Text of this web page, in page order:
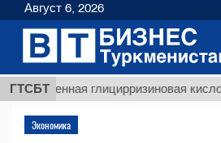
ГТСБТглицирризиновая кислота
Экономика
Август 6, 2026